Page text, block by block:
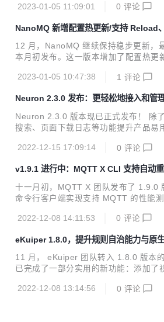
入；同时也修复了一些已知的问题。 目
-300/400 系列 PLC；北向增加
增对时请求以及点位写控制支持。 新增
增的监控模块通过 HTTP API 将
暴露，方便用户对 Neuron 以及设备进
2023-01-05 11:09:01 0 评论
NanoMQ 新增配置热更新/支持 Reload
级
12 月，NanoMQ 继续保持稳步更新，
本月初发布。这一版本增加了配置热更
和 QoS 消息优先传输；另外也为上一
OS）操作系统推出了能够兼容运行的版
要在 NanoMQ 服务运行过程中修改运
接的客户端，就需要使用热更新功能。
部分标注为「Hot updatable」的字段...
2023-01-05 10:47:38 1 评论
Neuron 2.3.0 发布：更轻松地接入和管
Neuron 2.3.0 版本现已正式发布！ 除
搜索、页面下载日志等功能提升产品
e E71 和 Fanuc Focas 三个协议驱动
集成 eKuiper 的 Neuron 版本正式命名
Web 和 HTTP API 的端口统一为
口。 新功能提升运维体验 数据统计
2022-12-15 17:09:14 0 评论
v1.9.1 进行中：MQTT X CLI 支持自动
本地文件
十一月初，MQTT X 团队发布了 1.9.0
命令行客户端实现支持 MQTT 的性能测
化和问题修复。 目前，团队正专注于
和存储本地配置文件，还可对于接收到
桌面端应用支持设置滚动频率，并修复
桌面客户端 支持设置滚动频率 1.9.1 版
要在开启自动滚动时才可以配置。 在之
2022-12-08 14:11:53 0 评论
eKuiper 1.8.0，提升规则自治能力与原
视频流接入处理
11 月， eKuiper 团队转入 1.8.0 版本
已完成了一部分实用的新功能：添加了
或者网络中的直播视频流；发布了通用
2022-12-08 13:14:56 0 评论